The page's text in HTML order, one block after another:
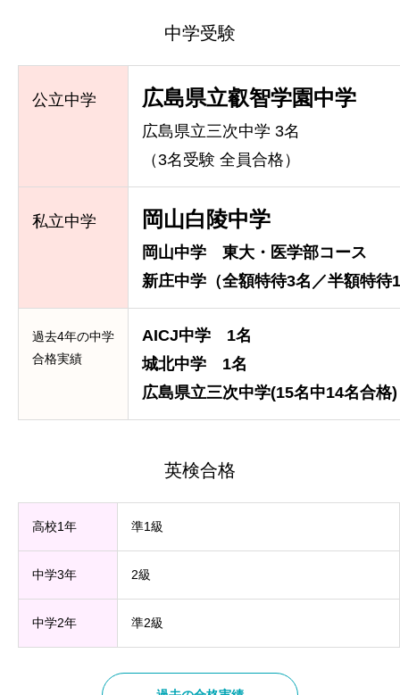
あなたの真の実力を
引き出し育てる塾
中学受験
公立中学 広島県立叡智学園中学
広島県立三次中学 3名
（3名受験 全員合格）
私立中学 岡山白陵中学
岡山中学 東大・医学部コース
新庄中学（全額特待3名／半額特待
過去4年の中学
合格実績
AICJ中学 1名
城北中学 1名
広島県立三次中学(15名中14名合格)
英検合格
高校1年 準1級
中学3年 2級
中学2年 準2級